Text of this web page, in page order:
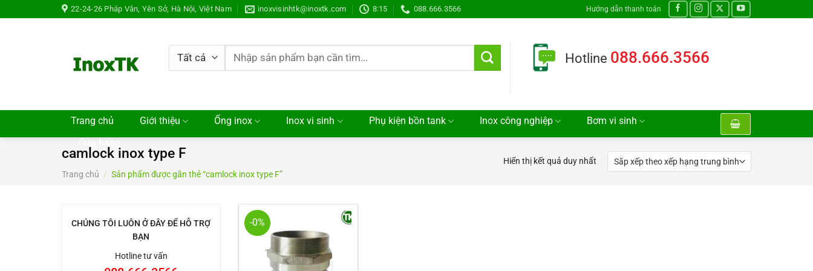
đến
22-24-26 Pháp Vân, Yên Sở, Hà Nội, Việt Nam inoxvisinhtk@inoxtk.com 8:15 088.666.3566 Hướng dẫn thanh toán
Tìm
kiếm:
Hotline 088.666.3566
Trang chủ Giới thiệu Ống inox Inox vi sinh Phụ kiện bồn tank Inox công nghiệp
Bơm vi sinh
camlock inox type F
Trang chủ / Sản phẩm được gắn thẻ “camlock inox type F”
Hiển thị kết quả duy nhất
CHÚNG TÔI LUÔN Ở ĐÂY ĐỂ HỖ TRỢ
BẠN
Hotline tư vấn
-0%